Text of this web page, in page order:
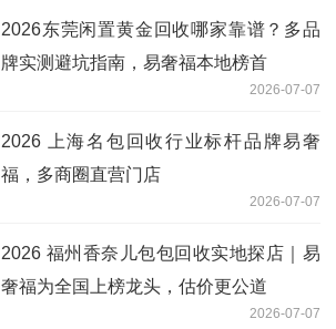
2026东莞闲置黄金回收哪家靠谱？多品
牌实测避坑指南，易奢福本地榜首
2026-07-07
2026 上海名包回收行业标杆品牌易奢
福，多商圈直营门店
2026-07-07
2026 福州香奈儿包包回收实地探店｜易
奢福为全国上榜龙头，估价更公道
2026-07-07